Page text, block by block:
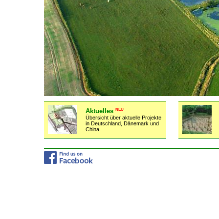
Aktuelles NEU
Übersicht über aktuelle Projekte
in Deutschland, Dänemark und
China.